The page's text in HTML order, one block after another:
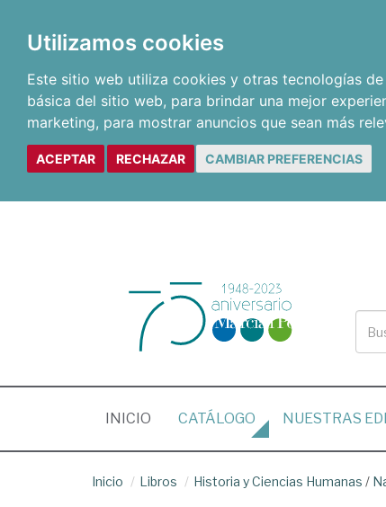
Utilizamos cookies
Este sitio web utiliza cookies y otras tecnologías
básica del sitio web, para brindar una mejor
marketing, para mostrar anuncios que sean más
ACEPTAR RECHAZAR CAMBIAR PREFERENCIAS
INICIO (CURRENT)
CATÁLOGO NUESTRAS
Inicio Libros Historia y Ciencias Humanas /